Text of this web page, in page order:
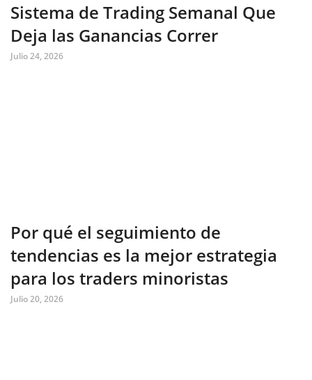
Sistema de Trading Semanal Que
Deja las Ganancias Correr
Julio 24, 2026
Por qué el seguimiento de
tendencias es la mejor estrategia
para los traders minoristas
Julio 20, 2026